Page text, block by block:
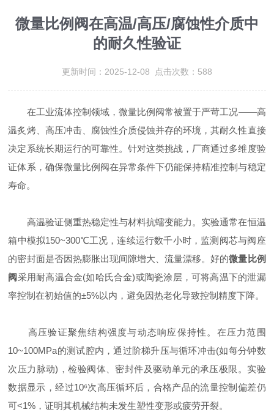
微量比例阀在高温/高压/腐蚀性介质中
的耐久性验证
更新时间：2025-12-08 点击次数：588
在工业流体控制领域，微量比例阀常被置于严苛工况——高
温炙烤、高压冲击、腐蚀性介质侵蚀并存的环境，其耐久性直接
决定系统长期运行的可靠性。针对这类挑战，厂商通过多维度验
证体系，确保微量比例阀在异常条件下仍能保持精准控制与稳定
寿命。
高温验证侧重热稳定性与材料抗蠕变能力。实验通常在恒温
箱中模拟150~300℃工况，连续运行数千小时，监测阀芯与阀座
的密封面是否因热膨胀出现间隙增大、流量漂移。好的微量比例
阀采用耐高温合金(如哈氏合金)或陶瓷涂层，可将高温下的泄漏
率控制在初始值的±5%以内，避免因热老化导致控制精度下降。
高压验证聚焦结构强度与动态响应保持性。在压力范围
10~100MPa的测试腔内，通过阶梯升压与循环冲击(如每分钟数
次压力脉动)，检验阀体、密封件及驱动单元的承压极限。实验
数据显示，经过10⁶次高压循环后，合格产品的流量控制偏差仍
可<1%，证明其机械结构未发生塑性变形或疲劳开裂。